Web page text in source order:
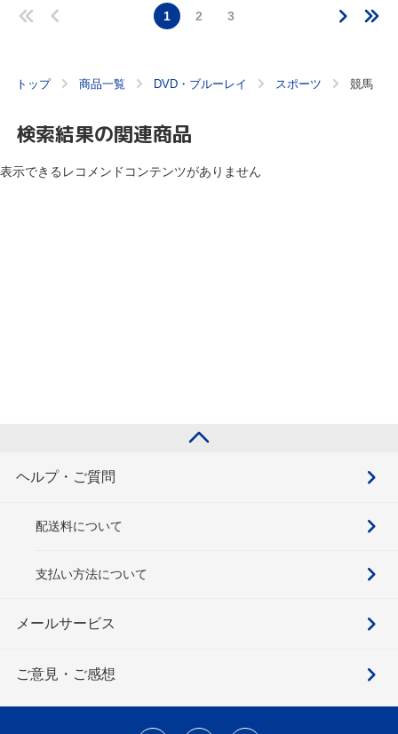
1 2 3
トップ 商品一覧 DVD・ブルーレイ スポーツ 競馬
検索結果の関連商品
表示できるレコメンドコンテンツがありません
ヘルプ・ご質問
配送料について
支払い方法について
メールサービス
ご意見・ご感想